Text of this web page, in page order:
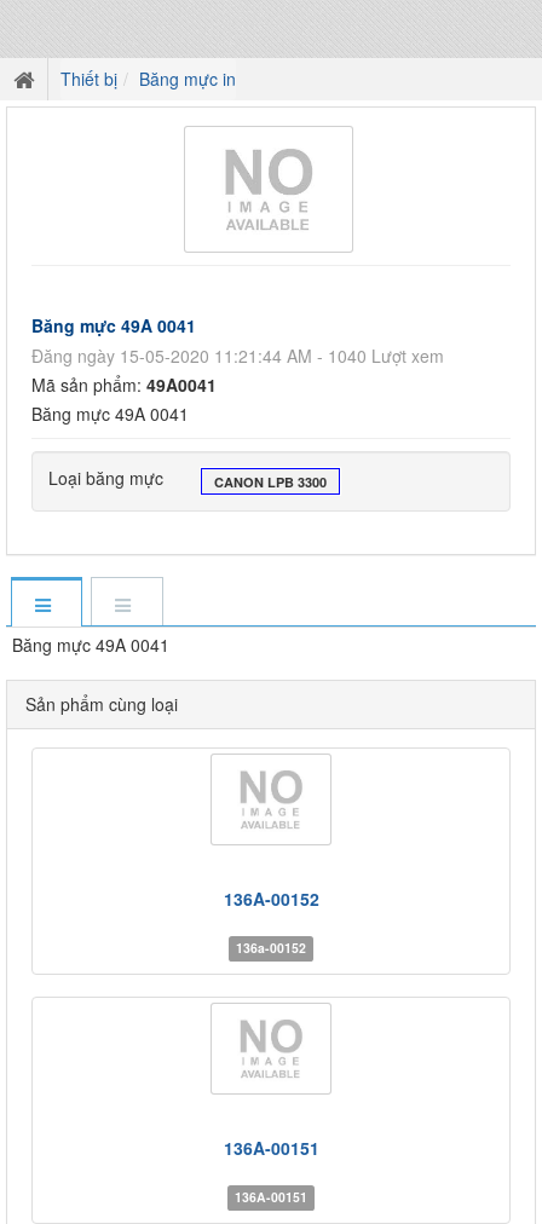
Thiết bị Băng mực in
Băng mực 49A 0041
Đăng ngày 15-05-2020 11:21:44 AM - 1040 Lượt xem
Mã sản phẩm: 49A0041
Băng mực 49A 0041
Loại băng mực CANON LPB 3300
Băng mực 49A 0041
Sản phẩm cùng loại
136A-00152
136a-00152
136A-00151
136A-00151